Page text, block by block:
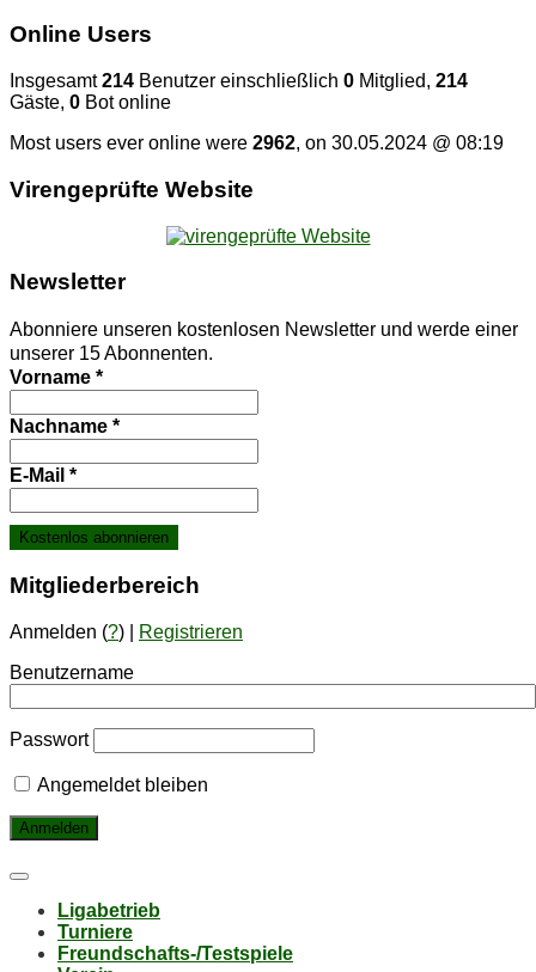
On­line Users
Insgesamt214 Benutzer einschließlich 0 Mitglied, 214
Gäste, 0 Bot online
Most users ever online were 2962, on 30.05.2024 @ 08:19
Vi­ren­ge­prüf­te Website
News­let­ter
Abonniere unseren kostenlosen Newsletter und werde einer
unserer 15 Abonnenten.
Vorname *
Nachname *
E-Mail *
Mit­glie­der­be­reich
Anmelden (?) |
Registrieren
Benutzername
Passwort
Angemeldet bleiben
Li­ga­be­trieb
Tur­nie­re
Freund­schafts-/Test­spie­le